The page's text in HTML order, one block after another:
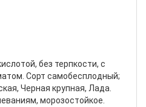
без терпкости, с
Сорт самобесплодный;
Черная крупная, Лада.
морозостойкое.